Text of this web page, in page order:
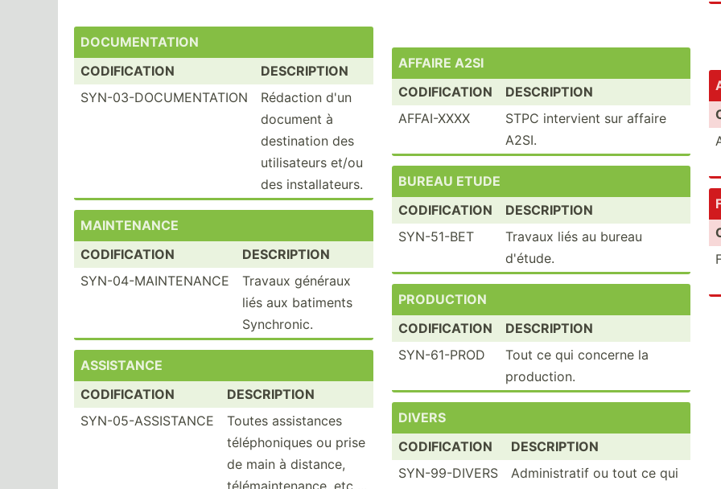
DOCUME­NTATION
CODIFICATION
DESCRIPTION
SYN-03-DOCUMENTATION
Rédaction d'un
document à
destin­ation des
utilis­ateurs et/ou
des instal­lat­eurs.
MAINTE­NANCE
CODIFICATION
DESCRIPTION
SYN-04-MAINTENANCE
Travaux généraux
liés aux batiments
Synchr­onic.
ASSISTANCE
CODIFICATION
DESCRIPTION
SYN-05-ASSISTANCE
Toutes assist­ances
téléph­oniques ou prise
de main à distance,
téléma­int­enance, etc ...
AFFAIRE A2SI
CODIFICATION
DESCRIPTION
AFFAI-XXXX
STPC intervient sur affaire
A2SI.
BUREAU ETUDE
CODIFICATION
DESCRIPTION
SYN-51-BET
Travaux liés au bureau
d'étude.
PRODUCTION
CODIFICATION
DESCRIPTION
SYN-61-PROD
Tout ce qui concerne la
produc­tion.
DIVERS
CODIFICATION
DESCRIPTION
SYN-99-DIVERS
Admini­stratif ou tout ce qui